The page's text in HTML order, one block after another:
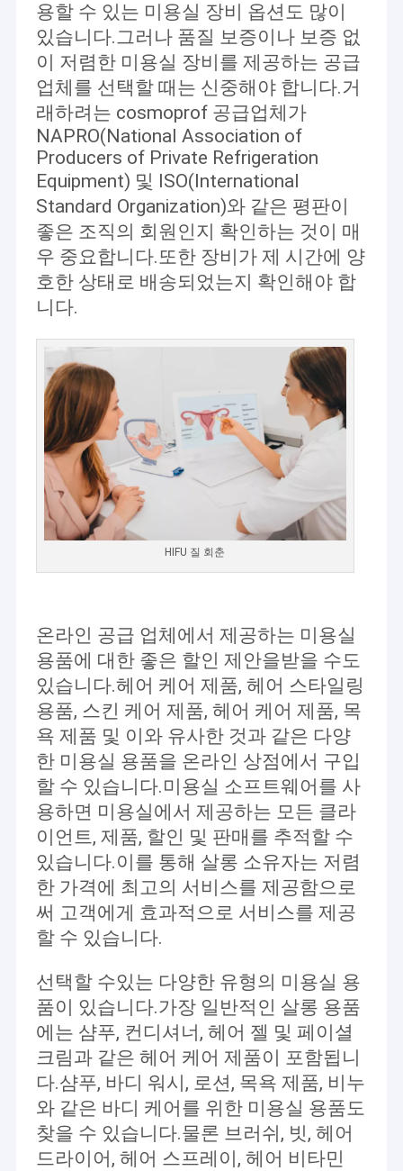
집
제품
우리 에 관한 것
공장 투어
저희와 연락
뉴스
인용 을 요청 하십시오
Shop
용할 수 있는 미용실 장비 옵션도 많이
있습니다.그러나 품질 보증이나 보증 없
이 저렴한 미용실 장비를 제공하는 공급
업체를 선택할 때는 신중해야 합니다.거
래하려는 cosmoprof 공급업체가
NAPRO(National Association of
Producers of Private Refrigeration
Equipment) 및 ISO(International
Standard Organization)와 같은 평판이
좋은 조직의 회원인지 확인하는 것이 매
우 중요합니다.또한 장비가 제 시간에 양
호한 상태로 배송되었는지 확인해야 합
니다.
HIFU 질 회춘
온라인 공급 업체에서 제공하는 미용실
용품에 대한 좋은 할인 제안을받을 수도
있습니다.헤어 케어 제품, 헤어 스타일링
용품, 스킨 케어 제품, 헤어 케어 제품, 목
욕 제품 및 이와 유사한 것과 같은 다양
한 미용실 용품을 온라인 상점에서 구입
할 수 있습니다.미용실 소프트웨어를 사
용하면 미용실에서 제공하는 모든 클라
이언트, 제품, 할인 및 판매를 추적할 수
있습니다.이를 통해 살롱 소유자는 저렴
한 가격에 최고의 서비스를 제공함으로
써 고객에게 효과적으로 서비스를 제공
할 수 있습니다.
선택할 수있는 다양한 유형의 미용실 용
품이 있습니다.가장 일반적인 살롱 용품
에는 샴푸, 컨디셔너, 헤어 젤 및 페이셜
크림과 같은 헤어 케어 제품이 포함됩니
다.샴푸, 바디 워시, 로션, 목욕 제품, 비누
와 같은 바디 케어를 위한 미용실 용품도
찾을 수 있습니다.물론 브러쉬, 빗, 헤어
드라이어, 헤어 스프레이, 헤어 비타민
웨이판 에바 전자 기술 회사 , Ltd는 아름다운 도시 웨이판에 위치하
고 있습니다. 중국 산둥성.
그것은 하이테크 기업입니다. 연구 개발, 제조 및 판매 뷰티 장비.
당신의 경력을 성공시키세요.
더 나은 삶을 살 수 있도록
더 똑똑하게 만들게
우리의 임무입니다.
우리는 다음과 같은 서비스를 제공합니다.
공장&제작자&디자이너 : 하드웨어 디자인, 프로그램 디자인 및
광고 디자인
정확한 맞춤형 서비스
소량 맞춤 서비스
지능형 클라우드 업그레이드
현재 회사의 제품은 주로 다이오드 레이저 탈모 머신, IPL OPT SHR
머신, CO2 분자 레이저 머신, 테르메지, 하이드라페이셜 머신, 진공
롤러 LPG 등을 포함한다.